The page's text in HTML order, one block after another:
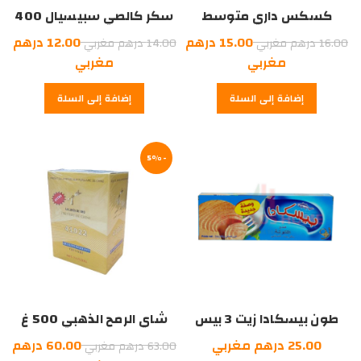
كسكس داري متوسط
1كلغ 16.00درهم مغربيالسعر
الأصلي
هو:
16.00
15.00 درهم
مغربي
الحالي
هو:
إضافة إلى السلة
سكر كالصي سبيسيال 400
غرام 14.00درهم مغربيالسعر
الأصلي
هو:
14.00
12.00 درهم
مغربي
الحالي
هو:
مغربي.
إضافة إلى السلة
طون بيسكادا زيت 3 بيس
25.00 درهم مغربي
-5%
شاي الرمح الذهبي 500 غ
63.00درهم مغربيالسعر
60.00 درهم